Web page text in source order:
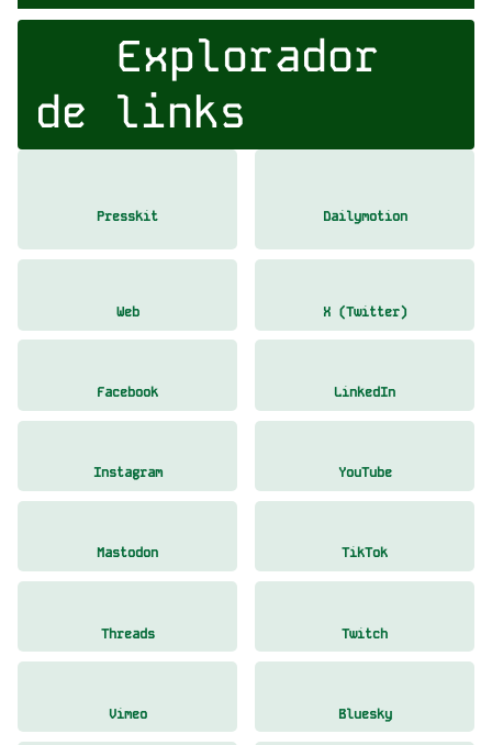
Explorador
de links
Presskit Dailymotion
Web X (Twitter)
Facebook LinkedIn
Instagram YouTube
Mastodon TikTok
Threads Twitch
Vimeo Bluesky